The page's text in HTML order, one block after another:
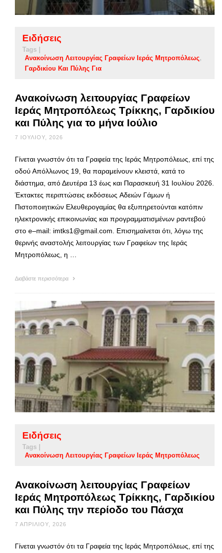
Ειδήσεις
Tags |
Ανακοίνωση Λειτουργίας Γραφείων Ιεράς Μητροπόλεως
Γαρδικίου Και Πύλης Για
Ανακοίνωση λειτουργίας Γραφείων
Ιεράς Μητροπόλεως Τρίκκης, Γαρδικίου
και Πύλης για το μήνα Ιούλιο
7 ΙΟΥΛΊΟΥ, 2026
Γίνεται γνωστόν ότι τα Γραφεία της Ιεράς Μητροπόλεως, επί της
οδού Απόλλωνος 19, θα παραμείνουν κλειστά, κατά το
διάστημα, από Δευτέρα 13 έως και Παρασκευή 31 Ιουλίου 2026.
Έκτακτες περιπτώσεις εκδόσεως Αδειών Γάμων ή
Πιστοποιητικών Ελευθερογαμίας θα εξυπηρετούνται κατόπιν
ηλεκτρονικής επικοινωνίας και προγραμματισμένων ραντεβού
στο e–mail: imtks1@gmail.com. Επισημαίνεται ότι, λόγω της
θερινής αναστολής λειτουργίας των Γραφείων της Ιεράς
Μητροπόλεως, η …
Διαβάστε περισσότερα
Ειδήσεις
Tags |
Ανακοίνωση Λειτουργίας Γραφείων Ιεράς Μητροπόλεως
Ανακοίνωση λειτουργίας Γραφείων
Ιεράς Μητροπόλεως Τρίκκης, Γαρδικίου
και Πύλης την περίοδο του Πάσχα
7 ΑΠΡΙΛΊΟΥ, 2026
Γίνεται γνωστόν ότι τα Γραφεία της Ιεράς Μητροπόλεως, επί της